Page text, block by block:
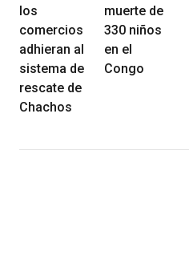
los
comercios
adhieran al
sistema de
rescate de
Chachos
muerte de
330 niños
en el
Congo